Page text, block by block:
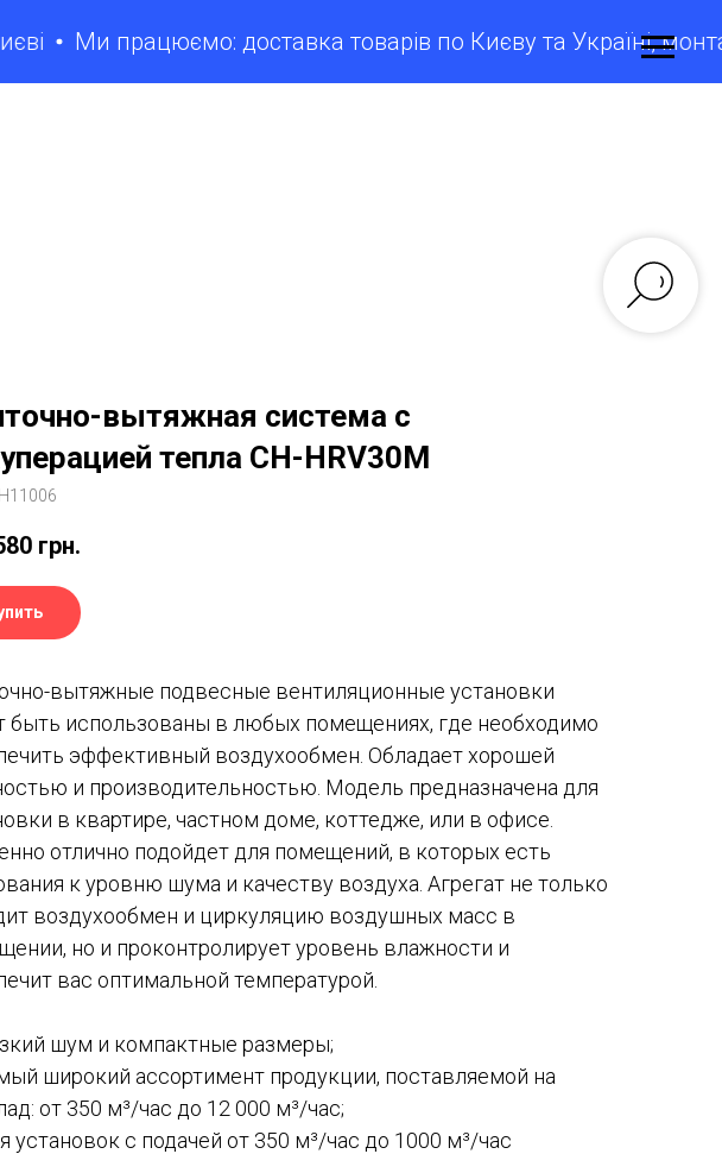
Ми працюємо: доставка товарів по Києву та Україні, монтаж
вытяжная система с
тепла CH-HRV30M
грн.
вытяжные подвесные вентиляционные установки
быть использованы в любых помещениях, где необходимо
эффективный воздухообмен. Обладает хорошей
и производительностью. Модель предназначена для
в квартире, частном доме, коттедже, или в офисе.
отлично подойдет для помещений, в которых есть
к уровню шума и качеству воздуха. Агрегат не только
воздухообмен и циркуляцию воздушных масс в
но и проконтролирует уровень влажности и
вас оптимальной температурой.
шум и компактные размеры;
широкий ассортимент продукции, поставляемой на
от 350 м³/час до 12 000 м³/час;
установок с подачей от 350 м³/час до 1000 м³/час